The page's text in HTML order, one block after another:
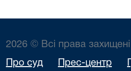
2026 © Всі права захищені
Про суд Прес-центр